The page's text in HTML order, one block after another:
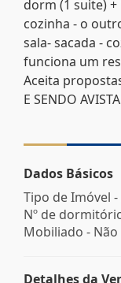
dorm (1 suite) +
cozinha - o
sala- sacada -
funciona um
Aceita
E SENDO
Dados Básicos
Tipo de Imóvel
Nº de
Mobiliado - Não
Detalhes da